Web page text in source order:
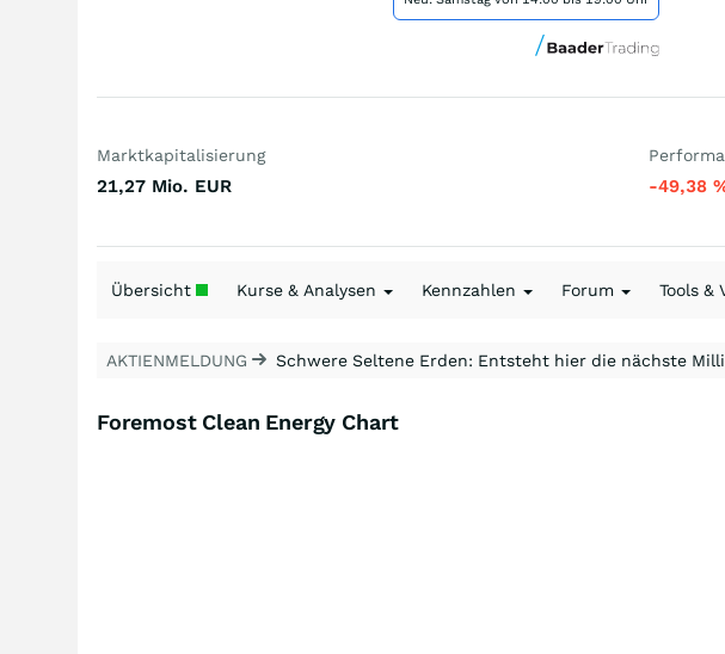
Marktkapitalisierung
21,27 Mio. EUR -49,38
Übersicht Kurse & Analysen Kennzahlen Forum Tools &
AKTIENMELDUNG Schwere Seltene Erden: Entsteht hier die nächste
Foremost Clean Energy Chart